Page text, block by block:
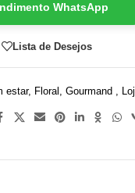
WhatsApp
Lista de Desejos
estar, Floral , Gourmand ,